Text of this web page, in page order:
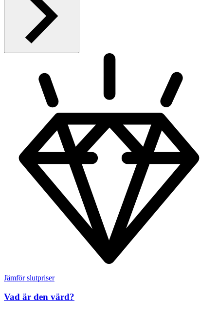
Jämför slutpriser
Vad är den värd?